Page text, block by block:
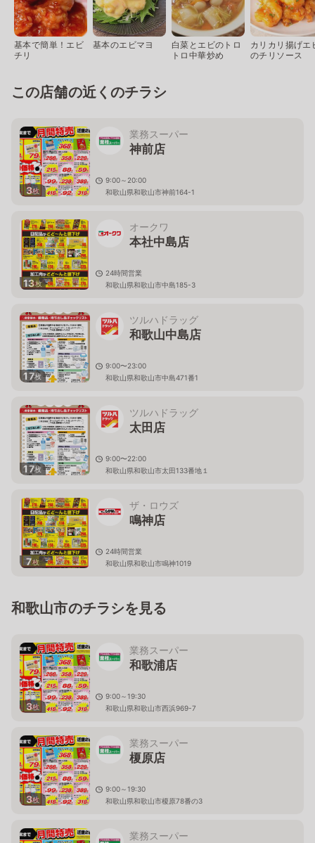
基本で簡単！エビ
チリ
基本のエビマヨ
白菜とエビのトロ
トロ中華炒め
カリカリ揚げエ
のチリソース
この店舗の近くのチラシ
3枚
業務スーパー
神前店
9:00～20:00
和歌山県和歌山市神前164-1
13枚
オークワ
本社中島店
24時間営業
和歌山県和歌山市中島185-3
17枚
ツルハドラッグ
和歌山中島店
9:00〜23:00
和歌山県和歌山市中島471番1
17枚
ツルハドラッグ
太田店
9:00〜22:00
和歌山県和歌山市太田133番地１
7枚
ザ・ロウズ
鳴神店
24時間営業
和歌山県和歌山市鳴神1019
和歌山市のチラシを見る
3枚
業務スーパー
和歌浦店
9:00～19:30
和歌山県和歌山市西浜969-7
3枚
業務スーパー
榎原店
9:00～19:30
和歌山県和歌山市榎原78番の3
業務スーパー